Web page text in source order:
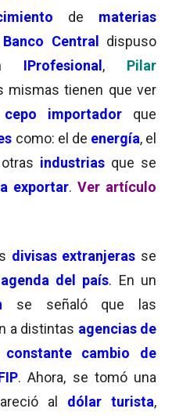
de materias
Banco Central
dispuso
IProfesional , Pilar
mismas tienen que ver
importadorque
como: el de energía, el
industriasque se
exportar. Ver artículo
divisas extranjeras se
agenda del país. En un
se señaló que las
a distintas agencias de
constante cambio de
. Ahora, se tomó una
al dólar turista,